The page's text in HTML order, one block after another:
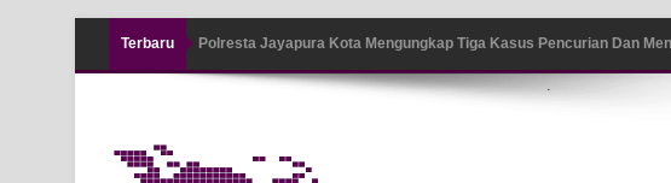
Terbaru Polresta Jayapura Kota Mengungkap Tiga Kasus Pencurian Dan
.